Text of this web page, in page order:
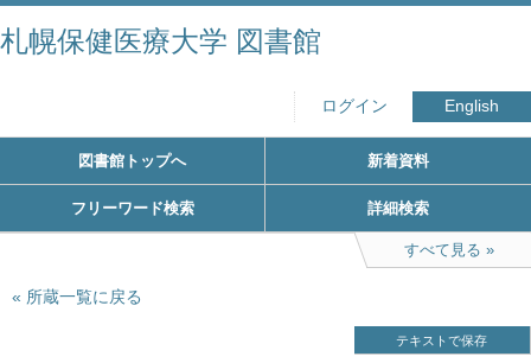
札幌保健医療大学 図書館
ログイン English
図書館トップへ 新着資料
フリーワード検索 詳細検索
すべて見る
所蔵一覧に戻る
テキストで保存